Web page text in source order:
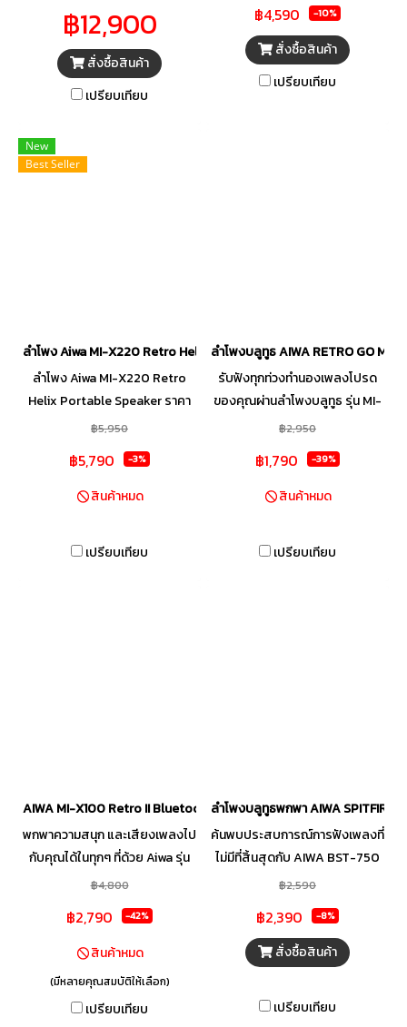
X200 PB-X200
฿12,900
สั่งซื้อสินค้า
เปรียบเทียบ
Signal Processor) ที่ให้คุณภาพ
เสียงที่ดีที่สุด นอกจากนี้ ลำโพงยัง
มาพร้อมแบตเตอรี่ความจุ
6,000mAh ช่วยให้คุณฟังหรือ
฿4,590 -10%
สั่งซื้อสินค้า
เปรียบเทียบ
New
Best Seller
ลำโพง Aiwa MI-X220 Retro Helix Portable Speaker
ลำโพง Aiwa MI-X220 Retro
Helix Portable Speaker ราคา
ปานกลาง ซึ่งเมื่อเปรียบเทียบกับ
มาแบบจัดเต็มตามสไตล์ ลำโพง
Aiwa ก็ต้องบอกเลยว่าตัวลำโพง
฿5,950
฿5,790 -3%
สินค้าหมด
เปรียบเทียบ
ลำโพงบลูทูธ AIWA RETRO GO MI-
รับฟังทุกท่วงทำนองเพลงโปรด
ของคุณผ่านลำโพงบลูทูธ รุ่น MI-
X96 จาก AIWA ที่มีกำลังขับ 20
ใช้สามารถปรับระดับเสียงแหลม
เสียงเบส และระดับความดังได้
฿2,950
฿1,790 -39%
สินค้าหมด
เปรียบเทียบ
AIWA MI-X100 Retro II Bluetooth Speaker ลำโพงบลูทูธพกพา
พกพาความสนุก และเสียงเพลงไป
กับคุณได้ในทุกๆ ที่ด้วย Aiwa รุ่น
MI-X100 RETRO II ลำโพงพกพา
ออกแบบสไตล์ Retro สามารถ
พกพาได้อย่างสะดวกสบายด้วยหู
หิ้ว พร้อมด้วยเสียงที่ดังกระหึ่ม
ด้วยแรงขับที่สูงถึง 30W สามารถ
เชื่อมต่อได้อย่างครบครันทั้งมี
฿4,800
฿2,790 -42%
สินค้าหมด
(มีหลายคุณสมบัติให้เลือก)
เปรียบเทียบ
ลำโพงบลูทูธพกพา AIWA SPITFIRE
ค้นพบประสบการณ์การฟังเพลงที่
ไม่มีที่สิ้นสุดกับ AIWA BST-750
ลำโพงบลูทูธสุดพิเศษที่มาพร้อม
คุณรู้สึกถึงความเต็มอิ่มของดนตรี
ในทุก ๆ จังหวะ
฿2,590
฿2,390 -8%
สั่งซื้อสินค้า
เปรียบเทียบ